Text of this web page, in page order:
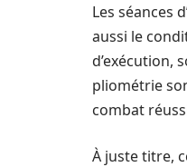
Les séances
aussi le
d’exécution,
pliométrie
combat
À juste titre,